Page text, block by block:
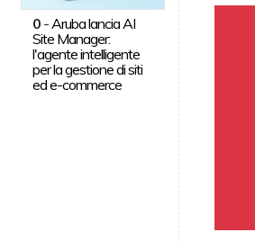
0 - Aruba lancia AI
Site Manager:
l'agente intelligente
per la gestione di siti
ed e-commerce